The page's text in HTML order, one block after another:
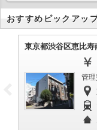
おすすめピックアッ
東京都渋谷区恵比
管理